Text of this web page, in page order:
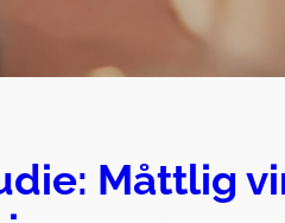
Måttlig